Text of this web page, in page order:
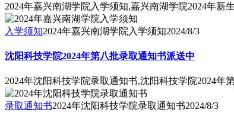
2024年嘉兴南湖学院入学须知,嘉兴南湖学院2024年新
入学须知2024年嘉兴南湖学院入学须知2024/8/3
沈阳科技学院2024年第八批录取通知书派送中
2024年沈阳科技学院录取通知书,沈阳科技学院2024年
录取通知书2024年沈阳科技学院录取通知书2024/8/3